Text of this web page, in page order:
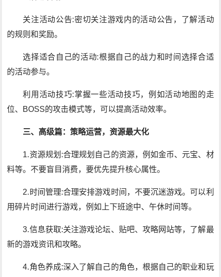
关注活动公告:密切关注游戏内的活动公告，了解活动
的规则和奖励。
选择适合自己的活动:根据自己的战力和时间选择合适
的活动参与。
利用活动技巧:掌握一些活动技巧，例如活动地图的走
位、BOSS的攻击模式等，可以提高活动效率。
三、高级篇：策略运营，资源最大化
1.资源规划:合理规划自己的资源，例如金币、元宝、材
料等。不要盲目消费，要优先提升核心属性。
2.时间管理:合理安排游戏时间，不要沉迷游戏。可以利
用碎片时间进行游戏，例如上下班途中、午休时间等。
3.信息获取:关注游戏论坛、贴吧、攻略网站等，了解最
新的游戏资讯和攻略。
4.角色养成:深入了解自己的角色，根据自己的职业和玩